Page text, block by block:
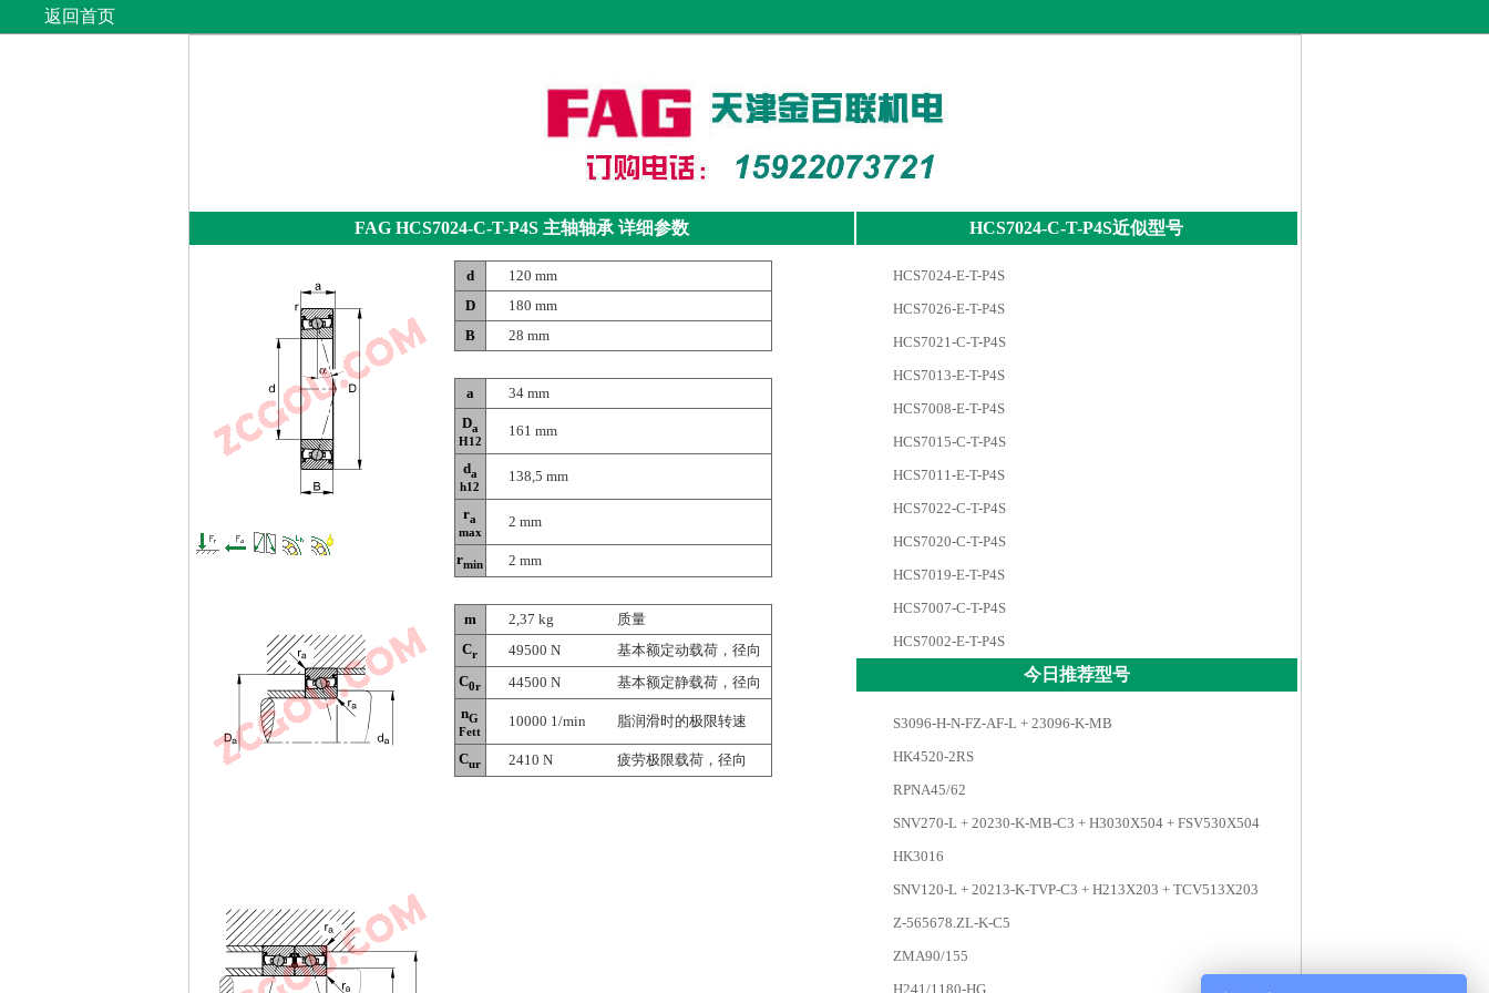
返回首页
FAG HCS7024-C-T-P4S 主轴轴承详细参数
d
120 mm
D
180 mm
B
28 mm
a
34 mm
Da
H12
161 mm
da
h12
138,5 mm
ra
max
2 mm
rmin 2 mm
m 2,37 kg
质量
Cr 49500 N
基本额定动载荷，径向
C0r 44500 N
基本额定静载荷，径向
nG
Fett
10000 1/min 脂润滑时的极限转速
Cur 2410 N 疲劳极限载荷，径向
HCS7024-C-T-P4S近似型号
HCS7024-E-T-P4S
HCS7026-E-T-P4S
HCS7021-C-T-P4S
HCS7013-E-T-P4S
HCS7008-E-T-P4S
HCS7015-C-T-P4S
HCS7011-E-T-P4S
HCS7022-C-T-P4S
HCS7020-C-T-P4S
HCS7019-E-T-P4S
HCS7007-C-T-P4S
HCS7002-E-T-P4S
今日推荐型号
S3096-H-N-FZ-AF-L + 23096-K-MB
HK4520-2RS
RPNA45/62
SNV270-L + 20230-K-MB-C3 + H3030X504 + FSV530X504
HK3016
SNV120-L + 20213-K-TVP-C3 + H213X203 + TCV513X203
Z-565678.ZL-K-C5
ZMA90/155
H241/1180-HG